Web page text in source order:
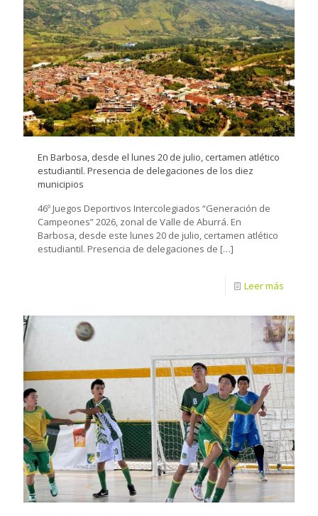
En Barbosa, desde el lunes 20 de julio, certamen atlético
estudiantil. Presencia de delegaciones de los diez
municipios
46º Juegos Deportivos Intercolegiados “Generación de
Campeones” 2026, zonal de Valle de Aburrá. En
Barbosa, desde este lunes 20 de julio, certamen atlético
estudiantil. Presencia de delegaciones de […]
Leer más